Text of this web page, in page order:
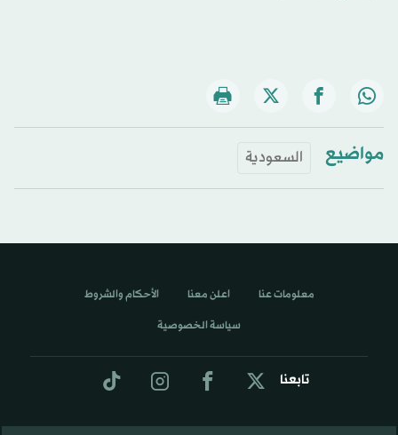
مواضيع السعودية
تابعنا
معلومات عنا اعلن معنا الأحكام والشروط
سياسة الخصوصية